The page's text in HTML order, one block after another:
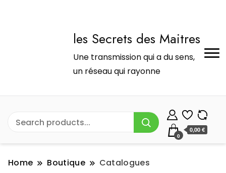
les Secrets des Maitres
Une transmission qui a du sens,
un réseau qui rayonne
0
0,00 €
Home Boutique Catalogues